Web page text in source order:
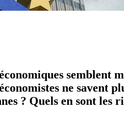
semblent
ne savent
? Quels en sont les